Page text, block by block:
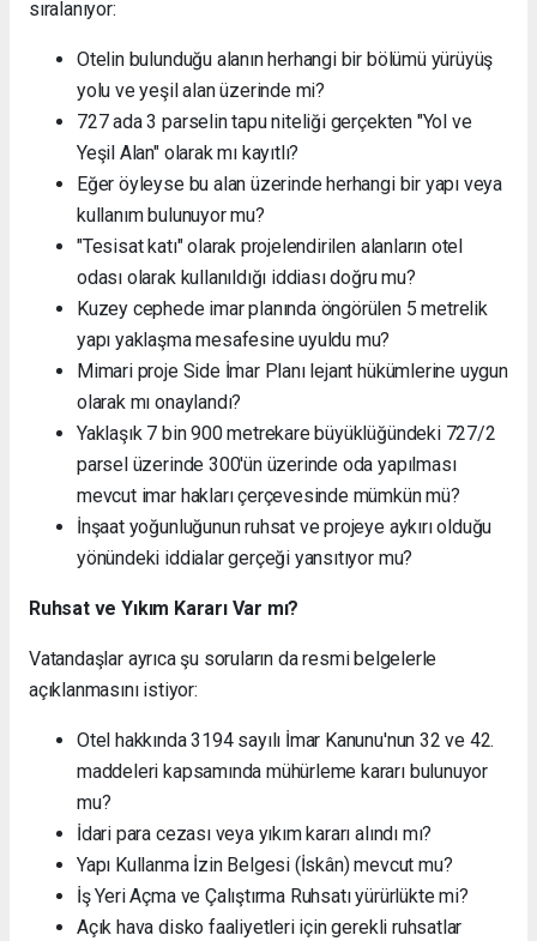
sıralanıyor:
Otelin bulunduğu alanın herhangi bir bölümü yürüyüş
yolu ve yeşil alan üzerinde mi?
727 ada 3 parselin tapu niteliği gerçekten "Yol ve
Yeşil Alan" olarak mı kayıtlı?
Eğer öyleyse bu alan üzerinde herhangi bir yapı veya
kullanım bulunuyor mu?
"Tesisat katı" olarak projelendirilen alanların otel
odası olarak kullanıldığı iddiası doğru mu?
Kuzey cephede imar planında öngörülen 5 metrelik
yapı yaklaşma mesafesine uyuldu mu?
Mimari proje Side İmar Planı lejant hükümlerine uygun
olarak mı onaylandı?
Yaklaşık 7 bin 900 metrekare büyüklüğündeki 727/2
parsel üzerinde 300'ün üzerinde oda yapılması
mevcut imar hakları çerçevesinde mümkün mü?
İnşaat yoğunluğunun ruhsat ve projeye aykırı olduğu
yönündeki iddialar gerçeği yansıtıyor mu?
Ruhsat ve Yıkım Kararı Var mı?
Vatandaşlar ayrıca şu soruların da resmi belgelerle
açıklanmasını istiyor:
Otel hakkında 3194 sayılı İmar Kanunu'nun 32 ve 42.
maddeleri kapsamında mühürleme kararı bulunuyor
mu?
İdari para cezası veya yıkım kararı alındı mı?
Yapı Kullanma İzin Belgesi (İskân) mevcut mu?
İş Yeri Açma ve Çalıştırma Ruhsatı yürürlükte mi?
Açık hava disko faaliyetleri için gerekli ruhsatlar